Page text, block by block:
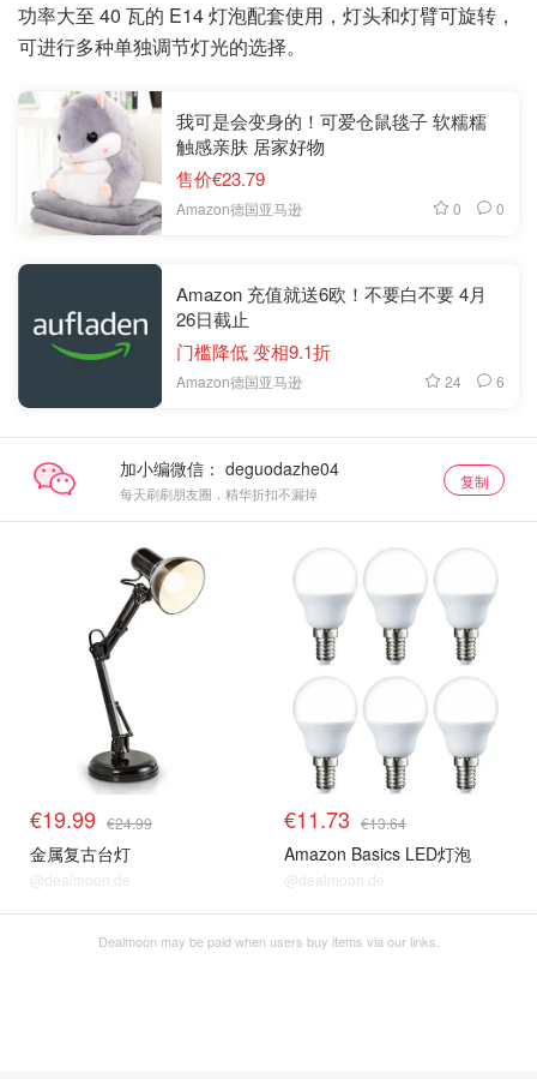
功率大至 40 瓦的 E14 灯泡配套使用，灯头和灯臂可旋转，
可进行多种单独调节灯光的选择。
我可是会变身的！可爱仓鼠毯子 软糯糯
触感亲肤 居家好物
售价€23.79
Amazon德国亚马逊 0 0
Amazon 充值就送6欧！不要白不要 4月
26日截止
门槛降低 变相9.1折
Amazon德国亚马逊 24 6
加小编微信：
每天刷刷朋友圈，精华折扣不漏掉
复制
€19.99 €24.99
金属复古台灯
@dealmoon.de
€11.73 €13.64
Amazon Basics LED灯泡
@dealmoon.de
Dealmoon may be paid when users buy items via our links.